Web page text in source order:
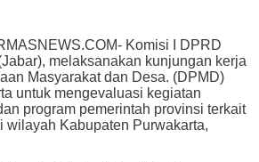
Komisi I DPRD
melaksanakan kunjungan kerja
Masyarakat dan Desa. (DPMD)
untuk mengevaluasi kegiatan
program pemerintah provinsi terkait
wilayah Kabupaten Purwakarta,